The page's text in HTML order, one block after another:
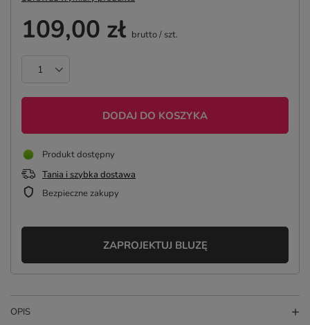
109,00 zł brutto/ szt.
DODAJ DO KOSZYKA
Produkt dostępny
Tania i szybka dostawa
Bezpieczne zakupy
ZAPROJEKTUJ BLUZĘ
OPIS